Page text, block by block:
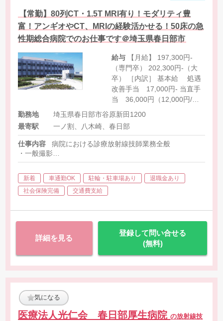
【常勤】80列CT・1.5T MRI有り！モダリティ豊
富！アンギオやCT、MRIの経験活かせる！50床の急
性期総合病院でのお仕事です＠埼玉県春日部市
給与
（専門卒） 202,300円-（大
卒） ［内訳］ 基本給 処遇
改善手当 17,000円- 当直手
当 36,000円（12,000円/回
×3回） ［その他手当］※該
当者に支給 住宅手当
10,000円（住民票上の世帯主
登録必須）
勤務地
埼玉県春日部市谷原新田1200
最寄駅
一ノ割、八木崎、春日部
仕事内容
病院における診療放射線技師業務全般
・一般撮影
・CT（80列）
・MRI（1.5T）
・RI
・ポータブル
・骨密度測定
新着 車通勤OK 駐輪・駐車場あり
退職金あり
社会保険完備
交通費支給
詳細を見る
登録して問い合せる
(無料)
気になる
医療法人光仁会 春日部厚生病院の放射線技